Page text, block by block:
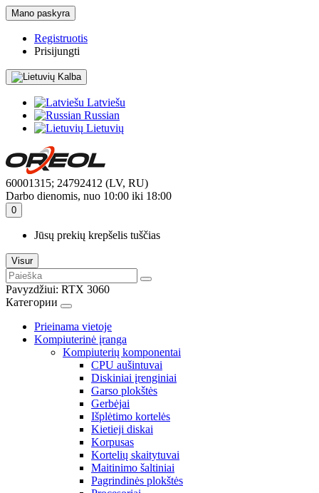
Mano paskyra
Registruotis
Prisijungti
Kalba
Latviešu
Russian
Lietuvių
60001315; 24792412 (LV, RU)
Darbo dienomis, nuo 10:00 iki 18:00
0
Jūsų prekių krepšelis tuščias
Visur
Pavyzdžiui: RTX 3060
Категории
Prieinama vietoje
Kompiuterinė įranga
Kompiuterių komponentai
CPU aušintuvai
Diskiniai įrenginiai
Garso plokštės
Gerbėjai
Išplėtimo kortelės
Kietieji diskai
Korpusas
Kortelių skaitytuvai
Maitinimo šaltiniai
Pagrindinės plokštės